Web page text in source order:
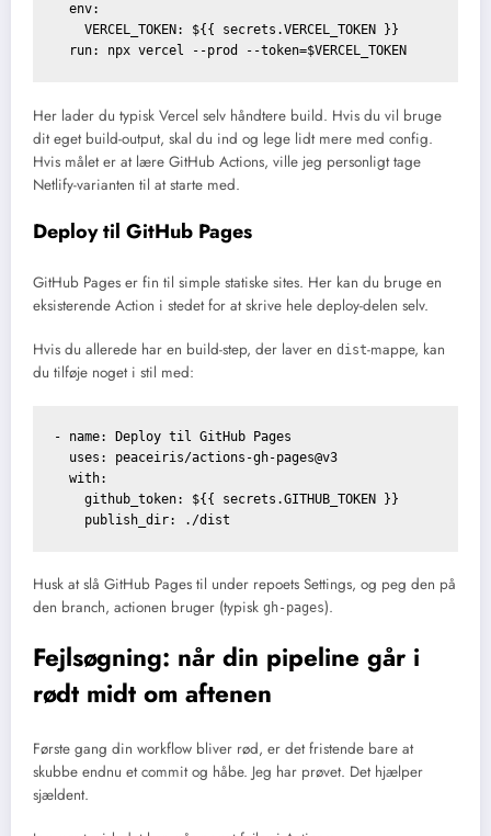
  env:
    VERCEL_TOKEN: ${{ secrets.VERCEL_TOKEN }}
Her lader du typisk Vercel selv håndtere build. Hvis du vil bruge
dit eget build-output, skal du ind og lege lidt mere med config.
Hvis målet er at lære GitHub Actions, ville jeg personligt tage
Netlify-varianten til at starte med.
Deploy til GitHub Pages
GitHub Pages er fin til simple statiske sites. Her kan du bruge en
eksisterende Action i stedet for at skrive hele deploy-delen selv.
Hvis du allerede har en build-step, der laver en dist-mappe, kan
du tilføje noget i stil med:
- name: Deploy til GitHub Pages
  uses: peaceiris/actions-gh-pages@v3
  with:
    github_token: ${{ secrets.GITHUB_TOKEN }}
Husk at slå GitHub Pages til under repoets Settings, og peg den på
den branch, actionen bruger (typisk gh-pages).
Fejlsøgning: når din pipeline går i
rødt midt om aftenen
Første gang din workflow bliver rød, er det fristende bare at
skubbe endnu et commit og håbe. Jeg har prøvet. Det hjælper
sjældent.